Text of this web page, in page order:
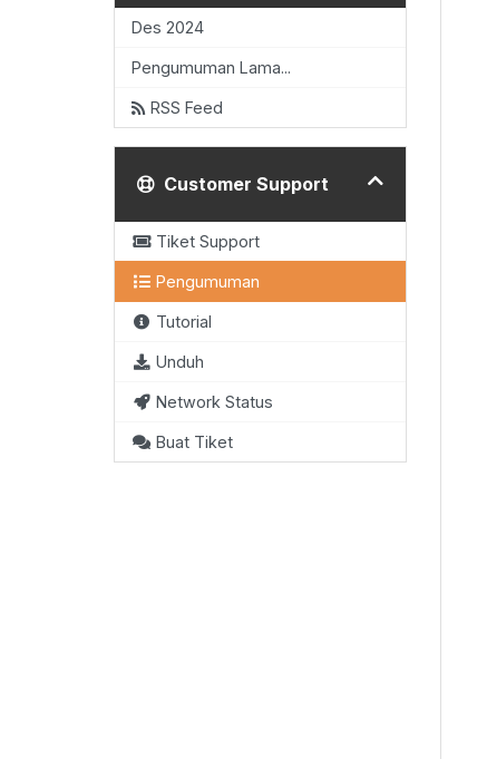
Des 2024
Pengumuman Lama...
RSS Feed
Customer Support
Tiket Support
Pengumuman
Tutorial
Unduh
Network Status
Buat Tiket